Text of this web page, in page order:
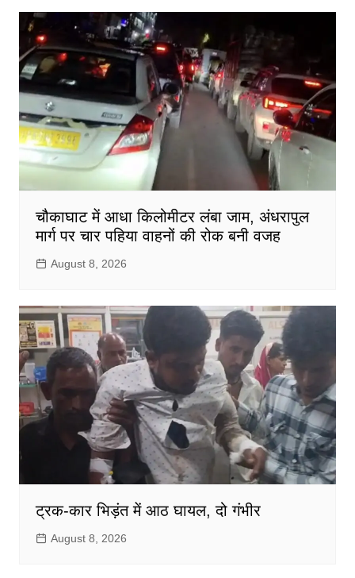
चौकाघाट में आधा किलोमीटर लंबा जाम, अंधरापुल
मार्ग पर चार पहिया वाहनों की रोक बनी वजह
August 8, 2026
ट्रक-कार भिड़ंत में आठ घायल, दो गंभीर
August 8, 2026